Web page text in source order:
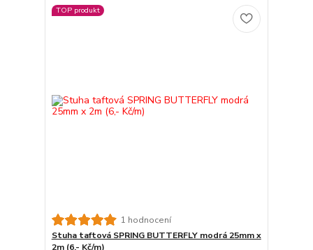
TOP produkt
1 hodnocení
Stuha taftová SPRING BUTTERFLY modrá 25mm x
2m (6,- Kč/m)